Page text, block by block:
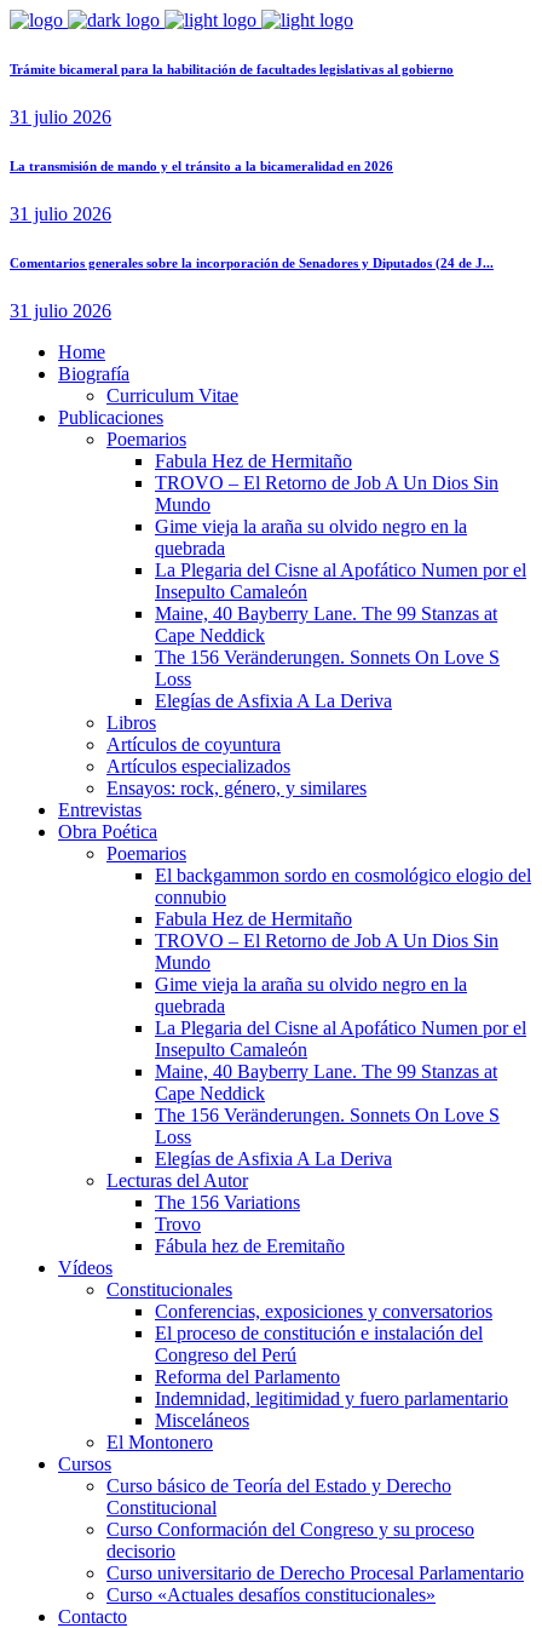
Trámite bicameral para la habilitación de facultades legislativas al gobierno
31 julio 2026
La transmisión de mando y el tránsito a la bicameralidad en 2026
31 julio 2026
Comentarios generales sobre la incorporación de Senadores y Diputados (24 de J...
31 julio 2026
Home
Biografía
Curriculum Vitae​
Publicaciones
Poemarios
Fabula Hez de Hermitaño
TROVO – El Retorno de Job A Un Dios Sin
Mundo
Gime vieja la araña su olvido negro en la
quebrada
La Plegaria del Cisne al Apofático Numen por el
Insepulto Camaleón
Maine, 40 Bayberry Lane. The 99 Stanzas at
Cape Neddick
The 156 Veränderungen. Sonnets On Love S
Loss
Elegías de Asfixia A La Deriva
Libros
Artículos de coyuntura
Artículos especializados
Ensayos: rock, género, y similares
Entrevistas
Obra Poética
Poemarios
El backgammon sordo en cosmológico elogio del
connubio
Fabula Hez de Hermitaño
TROVO – El Retorno de Job A Un Dios Sin
Mundo
Gime vieja la araña su olvido negro en la
quebrada
La Plegaria del Cisne al Apofático Numen por el
Insepulto Camaleón
Maine, 40 Bayberry Lane. The 99 Stanzas at
Cape Neddick
The 156 Veränderungen. Sonnets On Love S
Loss
Elegías de Asfixia A La Deriva
Lecturas del Autor
The 156 Variations
Trovo
Fábula hez de Eremitaño
Vídeos
Constitucionales
Conferencias, exposiciones y conversatorios
El proceso de constitución e instalación del
Congreso del Perú
Reforma del Parlamento
Indemnidad, legitimidad y fuero parlamentario
Misceláneos
El Montonero
Cursos
Curso básico de Teoría del Estado y Derecho
Constitucional
Curso Conformación del Congreso y su proceso
decisorio
Curso universitario de Derecho Procesal Parlamentario
Curso «Actuales desafíos constitucionales»
Contacto